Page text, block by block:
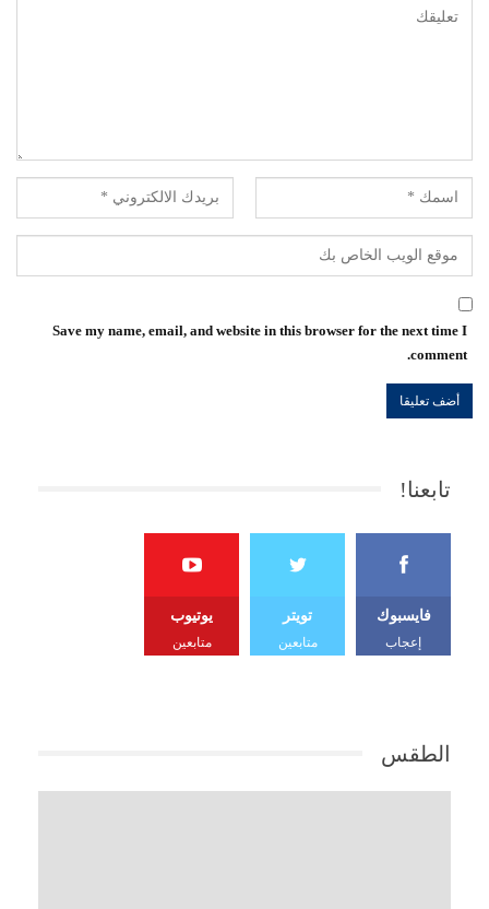
Save my name, email, and website in this browser for the next time I
comment.
تابعنا!
فايسبوك
إعجاب
تويتر
متابعين
يوتيوب
متابعين
الطقس